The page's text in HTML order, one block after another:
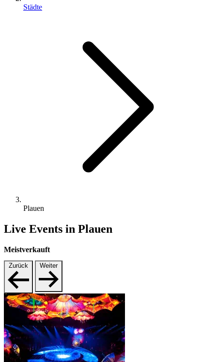
Städte
Plauen
Live Events in Plauen
Meistverkauft
Zurück Weiter